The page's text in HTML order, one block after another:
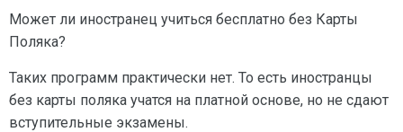
Может ли иностранец учиться бесплатно без Карты
Поляка?
Таких программ практически нет. То есть иностранцы
без карты поляка учатся на платной основе, но не сдают
вступительные экзамены.